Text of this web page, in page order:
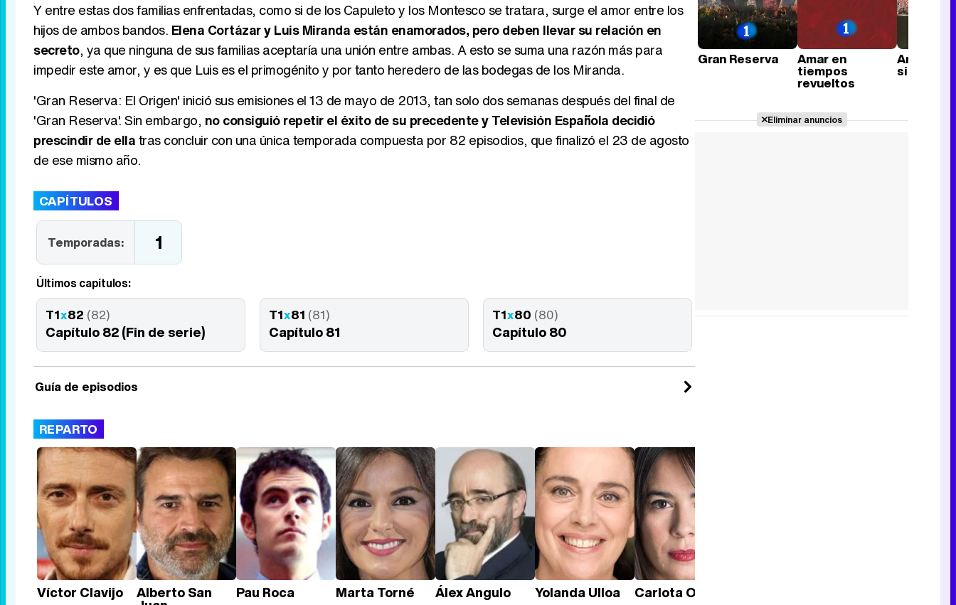
Y entre estas dos familias enfrentadas, como si de los Capuleto y los Montesco se tratara, surge el amor entre los
hijos de ambos bandos. Elena Cortázar y Luis Miranda están enamorados, pero deben llevar su relación en
secreto, ya que ninguna de sus familias aceptaría una unión entre ambas. A esto se suma una razón más para
impedir este amor, y es que Luis es el primogénito y por tanto heredero de las bodegas de los Miranda.
'Gran Reserva: El Origen' inició sus emisiones el 13 de mayo de 2013, tan solo dos semanas después del final de
'Gran Reserva'. Sin embargo, no consiguió repetir el éxito de su precedente y Televisión Española decidió
prescindir de ellatras concluir con una única temporada compuesta por 82 episodios, que finalizó el 23 de agosto
de ese mismo año.
CAPÍTULOS
Temporadas: 1
Últimos capítulos:
T1x82 (82)
Capítulo 82 (Fin de serie)
T1x81 (81)
Capítulo 81
T1x80 (80)
Capítulo 80
Guía de episodios
REPARTO
Víctor Clavijo Alberto San Pau Roca Marta Torné Álex Angulo Yolanda Ulloa Carlota Olcina
Gran Reserva Amar en
tiempos
revueltos
Amar es
siempre
Eliminar anuncios